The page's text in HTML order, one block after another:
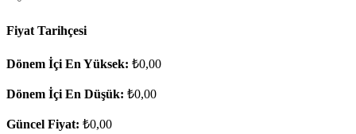
Fiyat Tarihçesi
Dönem İçi En Yüksek: ₺0,00
Dönem İçi En Düşük: ₺0,00
Güncel Fiyat: ₺0,00